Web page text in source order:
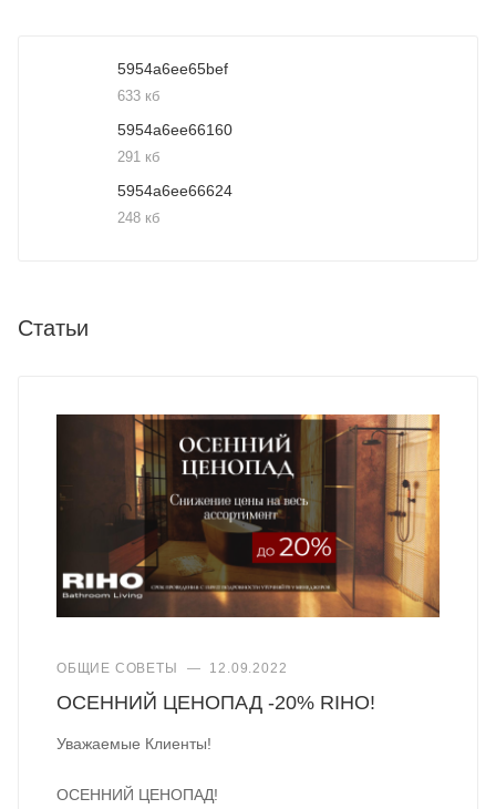
5954a6ee65bef
633 кб
5954a6ee66160
291 кб
5954a6ee66624
248 кб
Статьи
ОБЩИЕ СОВЕТЫ — 12.09.2022
ОСЕННИЙ ЦЕНОПАД -20% RIHO!
Уважаемые Клиенты!
ОСЕННИЙ ЦЕНОПАД!